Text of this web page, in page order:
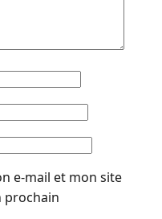
e-mail et mon site
prochain